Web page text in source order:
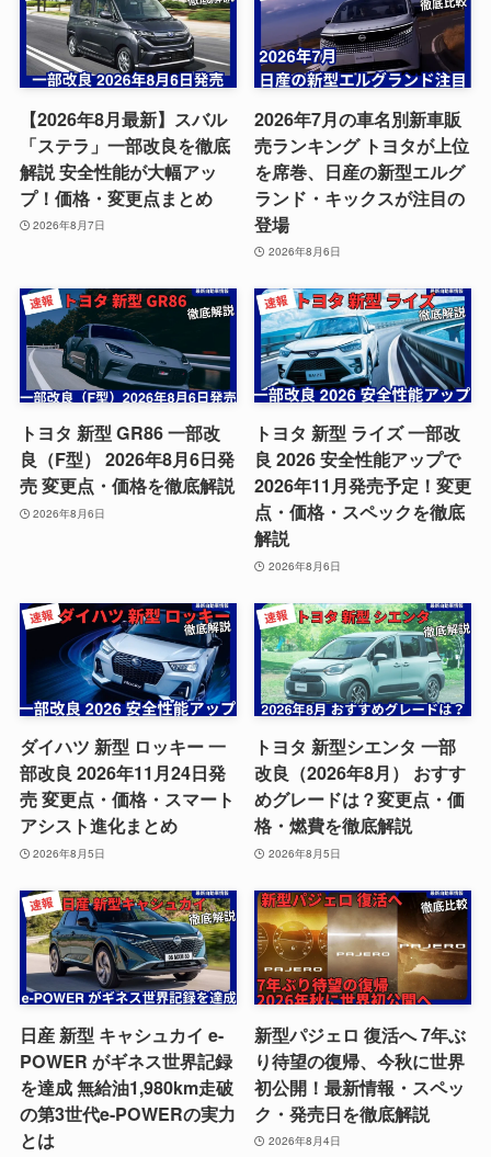
【2026年8月最新】スバル
「ステラ」一部改良を徹底
解説 安全性能が大幅アッ
プ！価格・変更点まとめ
2026年8月7日
2026年7月の車名別新車販
売ランキング トヨタが上位
を席巻、日産の新型エルグ
ランド・キックスが注目の
登場
2026年8月6日
トヨタ 新型 GR86 一部改
良（F型） 2026年8月6日発
売 変更点・価格を徹底解説
2026年8月6日
トヨタ 新型 ライズ 一部改
良 2026 安全性能アップで
2026年11月発売予定！変更
点・価格・スペックを徹底
解説
2026年8月6日
ダイハツ 新型 ロッキー 一
部改良 2026年11月24日発
売 変更点・価格・スマート
アシスト進化まとめ
2026年8月5日
トヨタ 新型シエンタ 一部
改良（2026年8月） おすす
めグレードは？変更点・価
格・燃費を徹底解説
2026年8月5日
日産 新型 キャシュカイ e-
POWER がギネス世界記録
を達成 無給油1,980km走破
の第3世代e-POWERの実力
とは
新型パジェロ 復活へ 7年ぶ
り待望の復帰、今秋に世界
初公開！最新情報・スペッ
ク・発売日を徹底解説
2026年8月4日